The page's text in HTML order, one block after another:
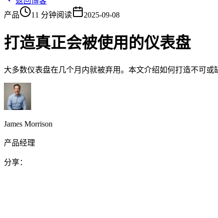
产品
11 分钟阅读 2025-09-08
打造真正会被使用的仪表盘
大多数仪表盘在几个月内就被弃用。本文介绍如何打造不可或
James Morrison
产品经理
分享：